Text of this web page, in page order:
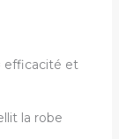
efficacité et
la robe